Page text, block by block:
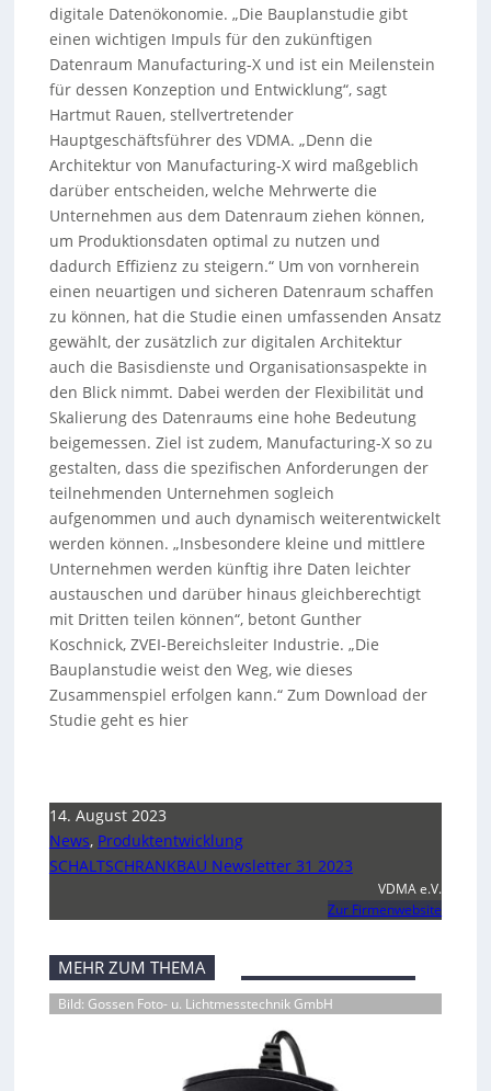
digitale Datenökonomie. „Die Bauplanstudie gibt
einen wichtigen Impuls für den zukünftigen
Datenraum Manufacturing-X und ist ein Meilenstein
für dessen Konzeption und Entwicklung“, sagt
Hartmut Rauen, stellvertretender
Hauptgeschäftsführer des VDMA. „Denn die
Architektur von Manufacturing-X wird maßgeblich
darüber entscheiden, welche Mehrwerte die
Unternehmen aus dem Datenraum ziehen können,
um Produktionsdaten optimal zu nutzen und
dadurch Effizienz zu steigern.“ Um von vornherein
einen neuartigen und sicheren Datenraum schaffen
zu können, hat die Studie einen umfassenden Ansatz
gewählt, der zusätzlich zur digitalen Architektur
auch die Basisdienste und Organisationsaspekte in
den Blick nimmt. Dabei werden der Flexibilität und
Skalierung des Datenraums eine hohe Bedeutung
beigemessen. Ziel ist zudem, Manufacturing-X so zu
gestalten, dass die spezifischen Anforderungen der
teilnehmenden Unternehmen sogleich
aufgenommen und auch dynamisch weiterentwickelt
werden können. „Insbesondere kleine und mittlere
Unternehmen werden künftig ihre Daten leichter
austauschen und darüber hinaus gleichberechtigt
mit Dritten teilen können“, betont Gunther
Koschnick, ZVEI-Bereichsleiter Industrie. „Die
Bauplanstudie weist den Weg, wie dieses
Zusammenspiel erfolgen kann.“ Zum Download der
Studie geht es hier
14. August 2023
News, Produktentwicklung
SCHALTSCHRANKBAU Newsletter 31 2023
VDMA e.V.
Zur Firmenwebsite
MEHR ZUM THEMA
Bild: Gossen Foto- u. Lichtmesstechnik GmbH